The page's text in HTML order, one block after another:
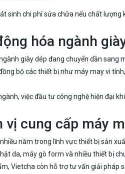
sinh chi phí sửa chữa nếu chất
hóa ngành
giày dép đang chuyển dần
bộ các thiết bị như máy may vi
việc đầu tư công nghệ hiện đại
cung cấp máy
năm trong lĩnh vực thiết bị sản
da, máy gò form và nhiều thiết bị
Vietcha còn hỗ trợ tư vấn giải